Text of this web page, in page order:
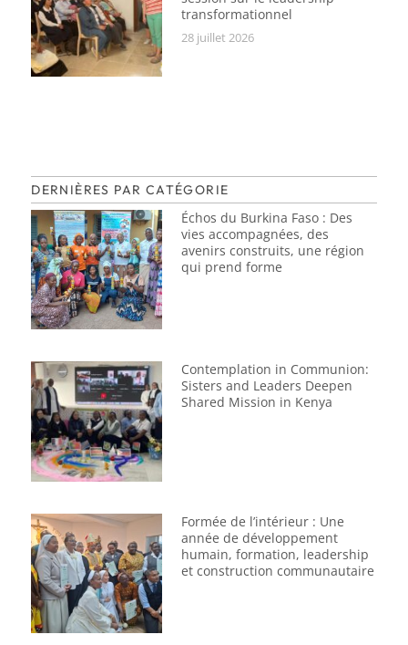
transformationnel
28 juillet 2026
DERNIÈRES PAR CATÉGORIE
Échos du Burkina Faso : Des
vies accompagnées, des
avenirs construits, une région
qui prend forme
Contemplation in Communion:
Sisters and Leaders Deepen
Shared Mission in Kenya
Formée de l’intérieur : Une
année de développement
humain, formation, leadership
et construction communautaire